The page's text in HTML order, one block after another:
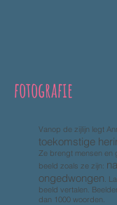
fotografie
Vanop de zijlijn legt
toekomstige
Ze brengt mensen en
beeld zoals ze zijn:
ongedwongen.
beeld vertalen.
dan 1000 woorden.